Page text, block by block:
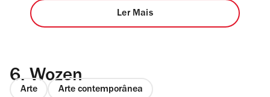
Ler Mais
6. Wozen
Arte Arte contemporânea